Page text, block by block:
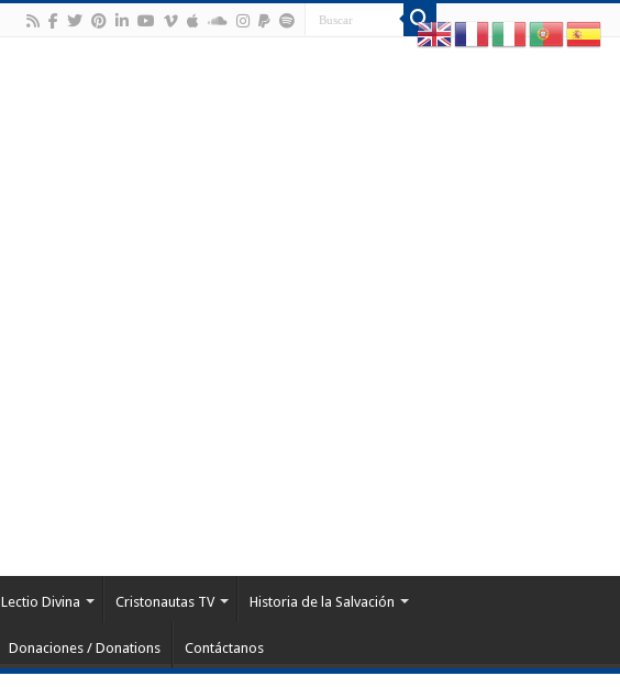
Lectio Divina Cristonautas TV Historia de la Salvación
Donaciones / Donations Contáctanos